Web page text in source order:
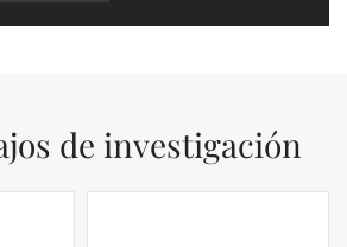
de investigación